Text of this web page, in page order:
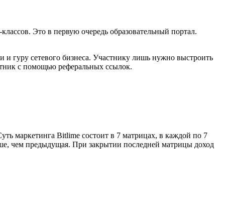
Это в первую очередь образовательный портал.
гуру сетевого бизнеса. Участнику лишь нужно выстроить
с помощью реферальных ссылок.
маркетинга Bitlime состоит в 7 матрицах, в каждой по 7
чем предыдущая. При закрытии последней матрицы доход